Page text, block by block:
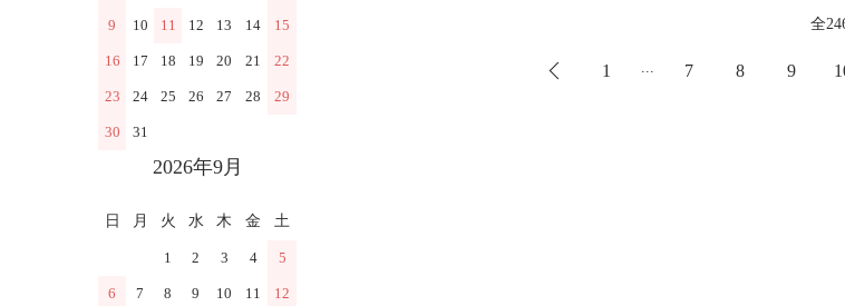
全
1 7 8 9
9 10 11 12 13 14 15
16 17 18 19 20 21 22
23 24 25 26 27 28 29
30 31
2026年9月
日 月 火 水 木 金 土
1 2 3 4 5
6 7 8 9 10 11 12